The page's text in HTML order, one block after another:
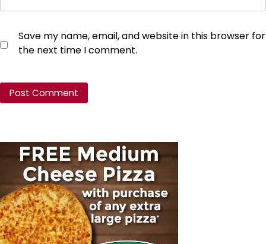
Save my name, email, and website in this browser for
the next time I comment.